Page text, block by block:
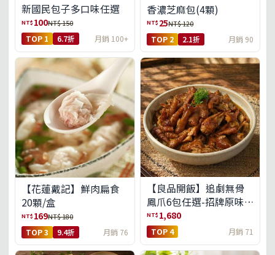
新國民包子多口味任選
NT$ 100NT$ 150
TOP 1 6.7折 月銷 100+
香濃芝麻包(4顆)
NT$ 25NT$ 120
TOP 2 2.1折 月銷 90
【花蓮戴記】鮮肉扁食
20顆/盒
NT$ 169NT$ 180
TOP 3 9.4折 月銷 76
【良品開飯】追劇無骨
鳳爪6包任選-招牌原味/
濃濃蒜香/過癮麻辣(免運
組)
NT$ 1,680
TOP 4 月銷 71